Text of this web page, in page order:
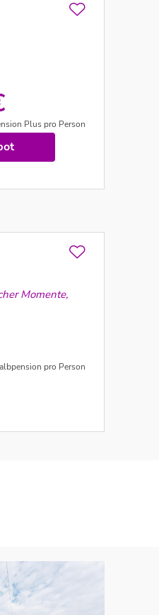
Plus pro Person
Momente,
pro Person